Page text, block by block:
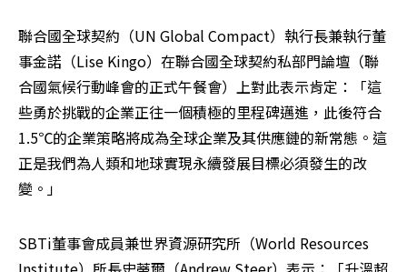
聯合國全球契約（UN Global Compact）執行長兼執行董
事金諾（Lise Kingo）在聯合國全球契約私部門論壇（聯
合國氣候行動峰會的正式午餐會）上對此表示肯定：「這
些勇於挑戰的企業正往一個積極的里程碑邁進，此後符合
1.5℃的企業策略將成為全球企業及其供應鏈的新常態。這
正是我們為人類和地球實現永續發展目標必須發生的改
變。」
SBTi董事會成員兼世界資源研究所（World Resources